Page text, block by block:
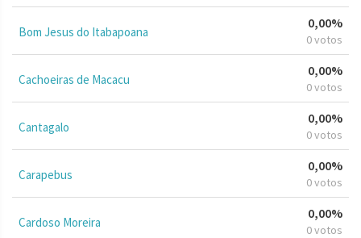
Bom Jesus do Itabapoana
0,00%
0 votos
Cachoeiras de Macacu
0,00%
0 votos
Cantagalo
0,00%
0 votos
Carapebus
0,00%
0 votos
Cardoso Moreira
0,00%
0 votos